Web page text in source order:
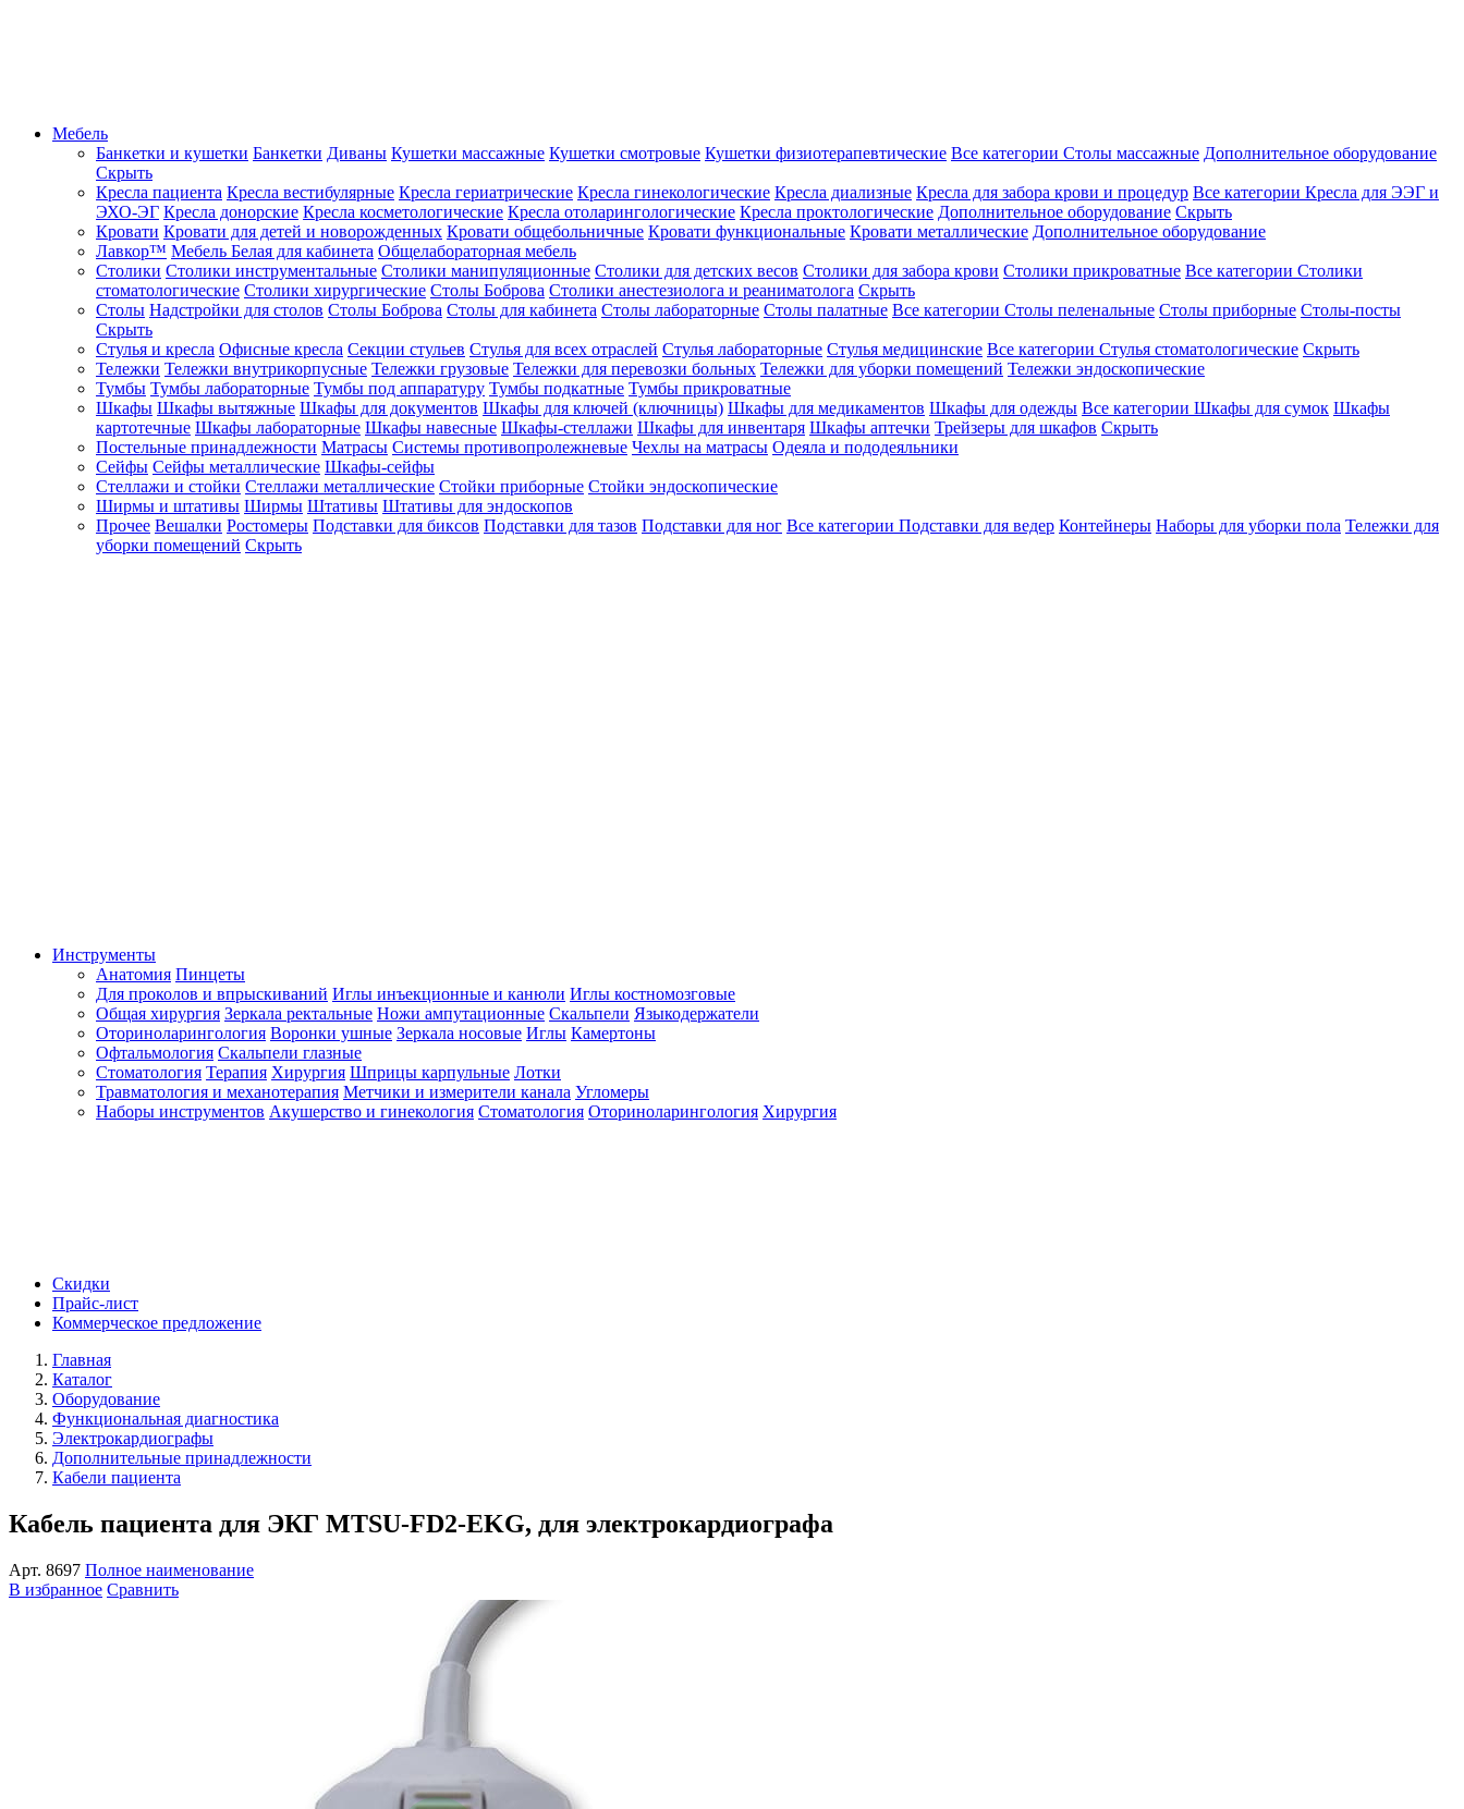
Мебель
Банкетки и кушетки Банкетки Диваны Кушетки массажные Кушетки смотровые Кушетки физиотерапевтические Все категории Столы массажные Дополнительное оборудование
Скрыть
Кресла пациента Кресла вестибулярные Кресла гериатрические Кресла гинекологические Кресла диализные Кресла для забора крови и процедур Все категории Кресла для ЭЭГ и
ЭХО-ЭГ Кресла донорские Кресла косметологические Кресла отоларингологические Кресла проктологические Дополнительное оборудование Скрыть
Кровати Кровати для детей и новорожденных Кровати общебольничные Кровати функциональные Кровати металлические Дополнительное оборудование
Лавкор™ Мебель Белая для кабинета Общелабораторная мебель
Столики Столики инструментальные Столики манипуляционные Столики для детских весов Столики для забора крови Столики прикроватные Все категории Столики
стоматологические Столики хирургические Столы Боброва Столики анестезиолога и реаниматолога Скрыть
Столы Надстройки для столов Столы Боброва Столы для кабинета Столы лабораторные Столы палатные Все категории Столы пеленальные Столы приборные Столы-посты
Скрыть
Стулья и кресла Офисные кресла Секции стульев Стулья для всех отраслей Стулья лабораторные Стулья медицинские Все категории Стулья стоматологические Скрыть
Тележки Тележки внутрикорпусные Тележки грузовые Тележки для перевозки больных Тележки для уборки помещений Тележки эндоскопические
Тумбы Тумбы лабораторные Тумбы под аппаратуру Тумбы подкатные Тумбы прикроватные
Шкафы Шкафы вытяжные Шкафы для документов Шкафы для ключей (ключницы) Шкафы для медикаментов Шкафы для одежды Все категории Шкафы для сумок Шкафы
картотечные Шкафы лабораторные Шкафы навесные Шкафы-стеллажи Шкафы для инвентаря Шкафы аптечки Трейзеры для шкафов Скрыть
Постельные принадлежности Матрасы Системы противопролежневые Чехлы на матрасы Одеяла и пододеяльники
Сейфы Сейфы металлические Шкафы-сейфы
Стеллажи и стойки Стеллажи металлические Стойки приборные Стойки эндоскопические
Ширмы и штативы Ширмы Штативы Штативы для эндоскопов
Прочее Вешалки Ростомеры Подставки для биксов Подставки для тазов Подставки для ног Все категории Подставки для ведер Контейнеры Наборы для уборки пола Тележки для
уборки помещений Скрыть
Инструменты
Анатомия Пинцеты
Для проколов и впрыскиваний Иглы инъекционные и канюли Иглы костномозговые
Общая хирургия Зеркала ректальные Ножи ампутационные Скальпели Языкодержатели
Оториноларингология Воронки ушные Зеркала носовые Иглы Камертоны
Офтальмология Скальпели глазные
Стоматология Терапия Хирургия Шприцы карпульные Лотки
Травматология и механотерапия Метчики и измерители канала Угломеры
Наборы инструментов Акушерство и гинекология Стоматология Оториноларингология Хирургия
Скидки
Прайс-лист
Коммерческое предложение
Главная
Каталог
Оборудование
Функциональная диагностика
Электрокардиографы
Дополнительные принадлежности
Кабели пациента
Кабель пациента для ЭКГ MTSU-FD2-EKG, для электрокардиографа
Арт. 8697 Полное наименование
В избранное Сравнить